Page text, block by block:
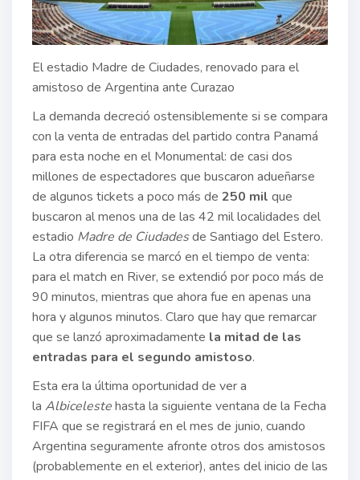
El estadio Madre de Ciudades, renovado para el
amistoso de Argentina ante Curazao
La demanda decreció ostensiblemente si se compara
con la venta de entradas del partido contra Panamá
para esta noche en el Monumental: de casi dos
millones de espectadores que buscaron adueñarse
de algunos tickets a poco más de 250 mil que
buscaron al menos una de las 42 mil localidades del
estadio Madre de Ciudadesde Santiago del Estero.
La otra diferencia se marcó en el tiempo de venta:
para el match en River, se extendió por poco más de
90 minutos, mientras que ahora fue en apenas una
hora y algunos minutos. Claro que hay que remarcar
que se lanzó aproximadamente la mitad de las
entradas para el segundo amistoso.
Esta era la última oportunidad de ver a
la Albicelestehasta la siguiente ventana de la Fecha
FIFA que se registrará en el mes de junio, cuando
Argentina seguramente afronte otros dos amistosos
(probablemente en el exterior), antes del inicio de las